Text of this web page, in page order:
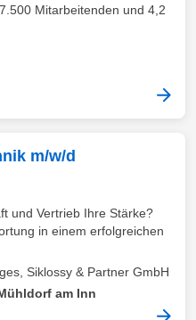
Mitarbeitenden und 4,2
m/w/d
und Vertrieb Ihre Stärke?
in einem erfolgreichen
Siklossy & Partner GmbH
am Inn